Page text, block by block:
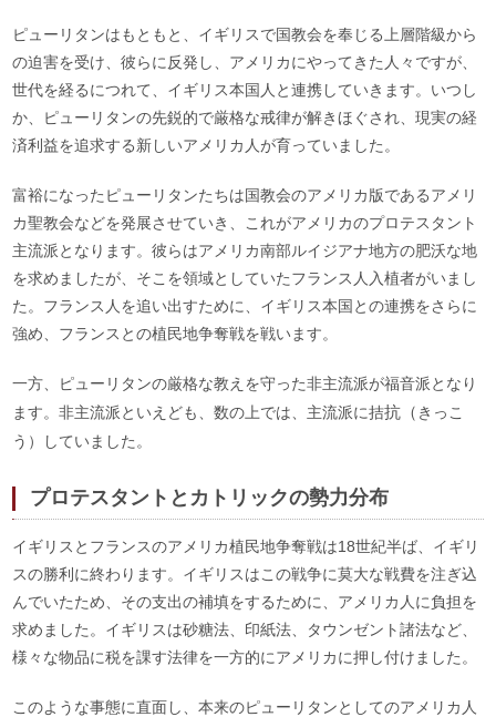
ピューリタンはもともと、イギリスで国教会を奉じる上層階級から
の迫害を受け、彼らに反発し、アメリカにやってきた人々ですが、
世代を経るにつれて、イギリス本国人と連携していきます。いつし
か、ピューリタンの先鋭的で厳格な戒律が解きほぐされ、現実の経
済利益を追求する新しいアメリカ人が育っていました。
富裕になったピューリタンたちは国教会のアメリカ版であるアメリ
カ聖教会などを発展させていき、これがアメリカのプロテスタント
主流派となります。彼らはアメリカ南部ルイジアナ地方の肥沃な地
を求めましたが、そこを領域としていたフランス人入植者がいまし
た。フランス人を追い出すために、イギリス本国との連携をさらに
強め、フランスとの植民地争奪戦を戦います。
一方、ピューリタンの厳格な教えを守った非主流派が福音派となり
ます。非主流派といえども、数の上では、主流派に拮抗（ きっこ
う）していました。
プロテスタントとカトリックの勢力分布
イギリスとフランスのアメリカ植民地争奪戦は18世紀半ば、イギリ
スの勝利に終わります。イギリスはこの戦争に莫大な戦費を注ぎ込
んでいたため、その支出の補填をするために、アメリカ人に負担を
求めました。イギリスは砂糖法、印紙法、タウンゼント諸法など、
様々な物品に税を課す法律を一方的にアメリカに押し付けました。
このような事態に直面し、本来のピューリタンとしてのアメリカ人